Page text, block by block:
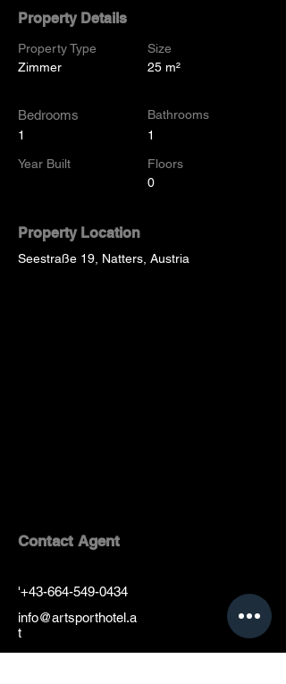
Property Details
Property Type
Zimmer
Bedrooms
1
Year Built
Size
25 m²
Bathrooms
1
Floors
0
Property Location
Seestraße 19, Natters, Austria
Contact Agent
'+43-664-549-0434
info@artsporthotel.a
t